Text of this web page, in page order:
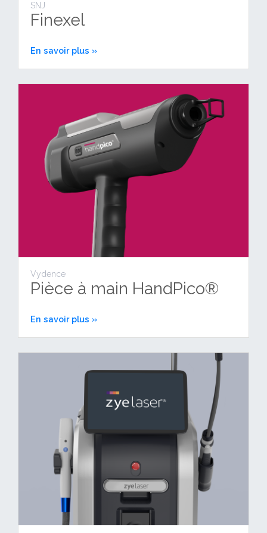
SNJ
Finexel
En savoir plus »
Vydence
Pièce à main HandPico®
En savoir plus »